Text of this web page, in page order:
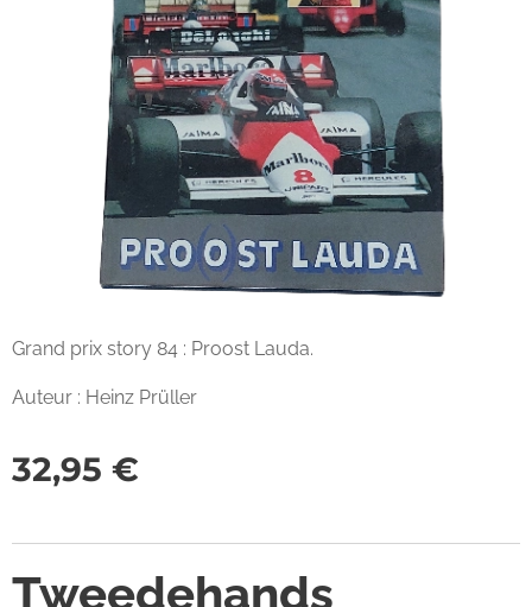
Grand prix story 84 : Proost Lauda.
Auteur : Heinz Prüller
32,95 €
Tweedehands